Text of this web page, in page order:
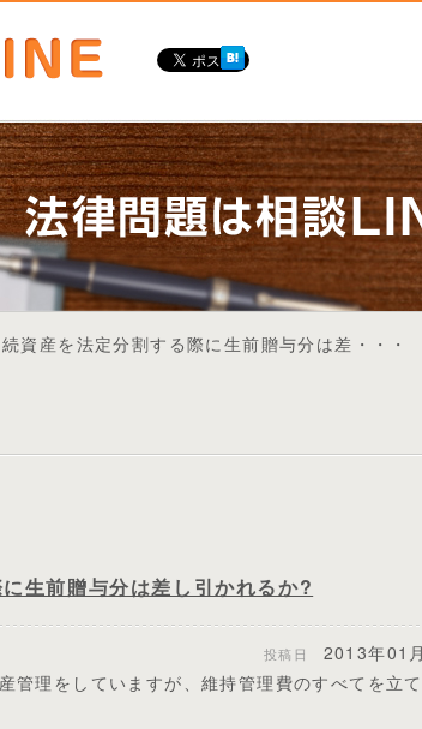
資産を法定分割する際に生前贈与分は差・・・
生前贈与分は差し引かれるか?
投稿日 2013年01
管理をしていますが、維持管理費のすべてを立